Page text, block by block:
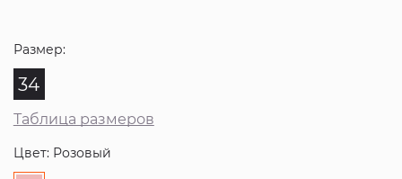
Размер:
34
Таблица размеров
Цвет: Розовый